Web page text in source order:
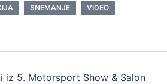
SNEMANJE VIDEO
iz 5. Motorsport Show & Salon